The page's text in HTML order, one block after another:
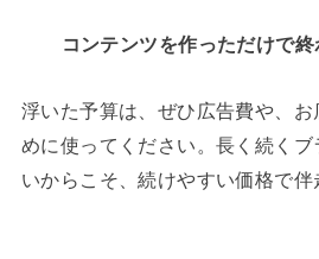
コンテンツを作っただけで終
浮いた予算は、ぜひ広告費や、
めに使ってください。長く続く
いからこそ、続けやすい価格で伴